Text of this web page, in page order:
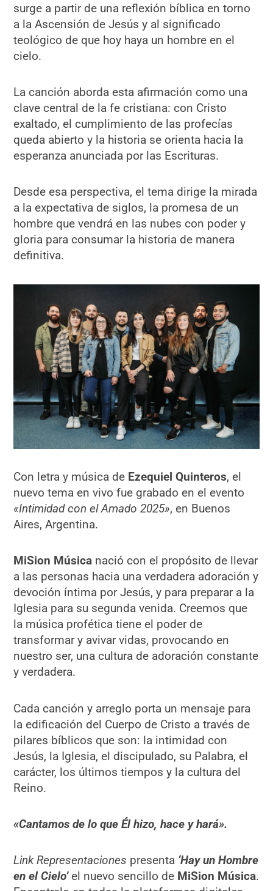
surge a partir de una reflexión bíblica en torno
a la Ascensión de Jesús y al significado
teológico de que hoy haya un hombre en el
cielo.
La canción aborda esta afirmación como una
clave central de la fe cristiana: con Cristo
exaltado, el cumplimiento de las profecías
queda abierto y la historia se orienta hacia la
esperanza anunciada por las Escrituras.
Desde esa perspectiva, el tema dirige la mirada
a la expectativa de siglos, la promesa de un
hombre que vendrá en las nubes con poder y
gloria para consumar la historia de manera
definitiva.
Con letra y música de Ezequiel Quinteros, el
nuevo tema en vivo fue grabado en el evento
«Intimidad con el Amado 2025», en Buenos
Aires, Argentina.
MiSion Música nació con el propósito de llevar
a las personas hacia una verdadera adoración y
devoción íntima por Jesús, y para preparar a la
Iglesia para su segunda venida. Creemos que
la música profética tiene el poder de
transformar y avivar vidas, provocando en
nuestro ser, una cultura de adoración constante
y verdadera.
Cada canción y arreglo porta un mensaje para
la edificación del Cuerpo de Cristo a través de
pilares bíblicos que son: la intimidad con
Jesús, la Iglesia, el discipulado, su Palabra, el
carácter, los últimos tiempos y la cultura del
Reino.
«Cantamos de lo que Él hizo, hace y hará».
Link Representaciones presenta ‘Hay un Hombre
en el Cielo’el nuevo sencillo de MiSion Música.